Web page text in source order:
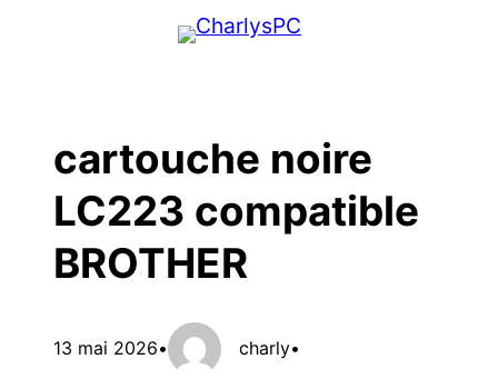
cartouche noire
LC223 compatible
BROTHER
13 mai 2026• charly•